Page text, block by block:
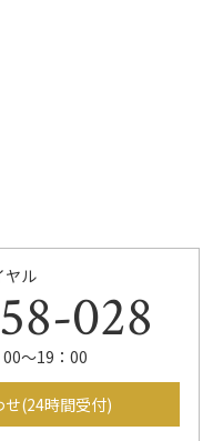
ヤル
028
00～19：00
せ(24時間受付)